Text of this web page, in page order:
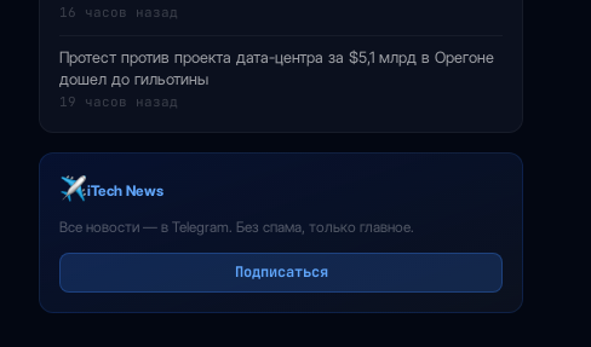
16 часов назад
Протест против проекта дата-центра за $5,1 млрд в Орегоне
дошел до гильотины
19 часов назад
iTech News
Все новости — в Telegram. Без спама, только главное.
Подписаться